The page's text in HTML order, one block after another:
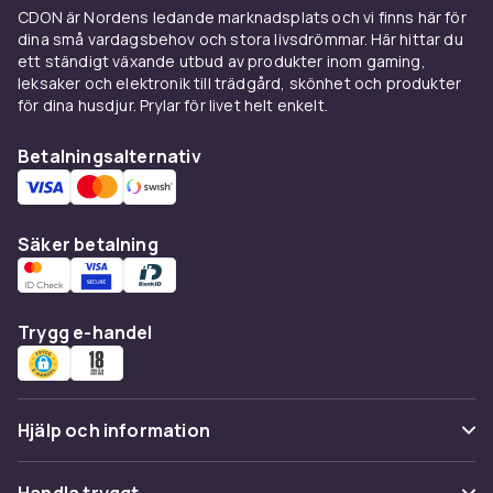
Pro med M-chip och OLED-skärm. Stöd för
Apple Pencil och Magic Keyboard gör iPad Pro
till en riktig laptop-ersättare för designers,
fotografer och skribenter.
Samsung Galaxy Tab —
Android-surfplatta med hög
prestanda
Samsung Galaxy Tab
dig som föredrar en android surfplatta. Galaxy
prisvänliga Tab A-modeller för surf och
streaming, till de kraftfulla Tab S-modellerna
med Super AMOLED-skärmar, Snapdragon-
ger tillgång till Google Play Store med
miljontals appar och tät integration med
CDON är Nordens ledande marknadsplats och vi finns här för
dina små vardagsbehov och stora livsdrömmar. Här hittar du
ett ständigt växande utbud av produkter inom gaming,
leksaker och elektronik till trädgård, skönhet och produkter
för dina husdjur. Prylar för livet helt enkelt.
Betalningsalternativ
Säker betalning
Trygg e-handel
Hjälp och information
Vanliga frågor